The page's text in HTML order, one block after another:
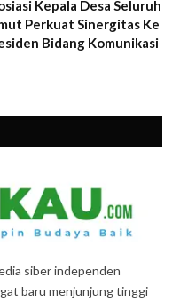
Kepala Desa Seluruh
Perkuat Sinergitas Ke
Bidang Komunikasi
siber independen
baru menjunjung tinggi